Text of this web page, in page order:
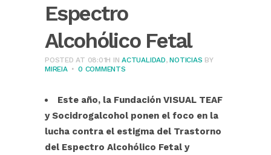
Espectro
Alcohólico Fetal
POSTED AT 08:01H INACTUALIDAD,NOTICIAS BY
MIREIA
0 COMMENTS
Este año, la Fundación VISUAL TEAF
y Socidrogalcohol ponen el foco en la
lucha contra el estigma del Trastorno
del Espectro Alcohólico Fetal y